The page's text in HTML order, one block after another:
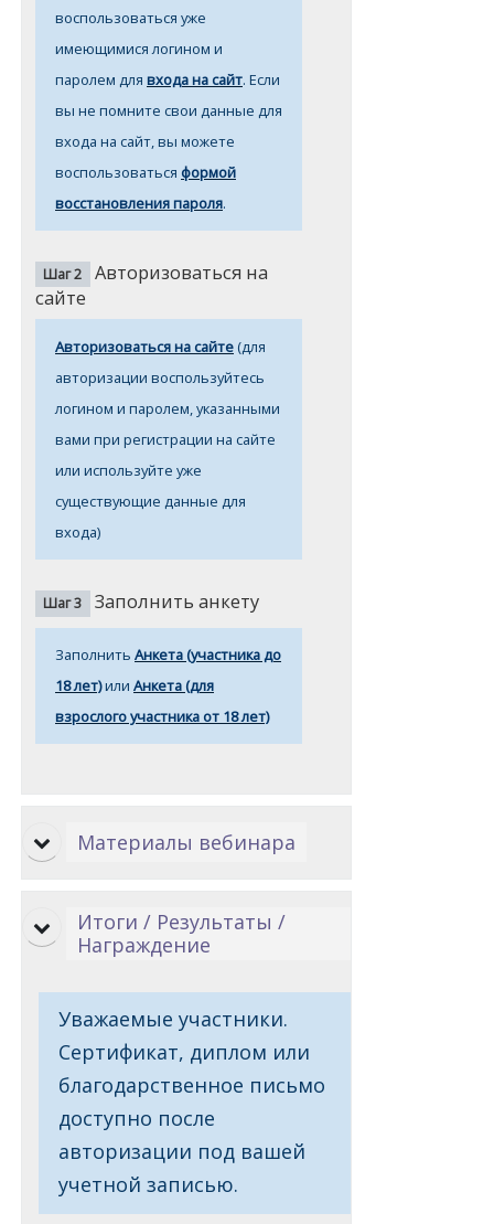
воспользоваться уже
имеющимися логином и
паролем для входа на сайт. Если
вы не помните свои данные для
входа на сайт, вы можете
воспользоваться формой
восстановления пароля.
Шаг 2
Авторизоваться на
сайте
Авторизоваться на сайте(для
авторизации воспользуйтесь
логином и паролем, указанными
вами при регистрации на сайте
или используйте уже
существующие данные для
входа)
Шаг 3 Заполнить анкету
Заполнить Анкета (участника до
18 лет)или Анкета (для
взрослого участника от 18 лет)
Материалы вебинара
Итоги / Результаты /
Награждение
Уважаемые участники.
Сертификат, диплом или
благодарственное письмо
доступно после
авторизации под вашей
учетной записью.